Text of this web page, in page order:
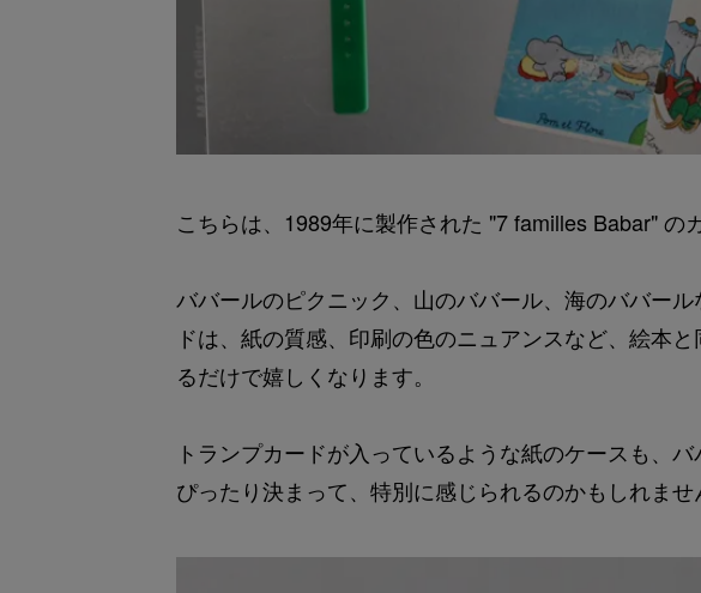
こちらは、1989年に製作された "7 familles Babar" の
ババールのピクニック、山のババール、海のババー
ドは、紙の質感、印刷の色のニュアンスなど、絵本
るだけで嬉しくなります。
トランプカードが入っているような紙のケースも、
ぴったり決まって、特別に感じられるのかもしれませ